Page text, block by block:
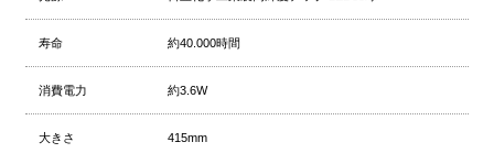
寿命 約40.000時間
消費電力 約3.6W
大きさ 415mm